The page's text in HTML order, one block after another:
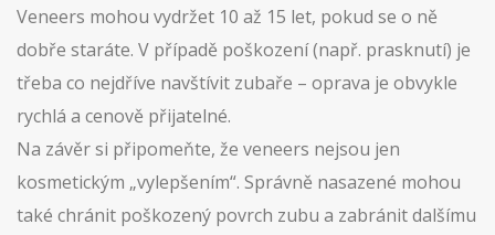
Veneers mohou vydržet 10 až 15 let, pokud se o ně
dobře staráte. V případě poškození (např. prasknutí) je
třeba co nejdříve navštívit zubaře – oprava je obvykle
rychlá a cenově přijatelné.
Na závěr si připomeňte, že veneers nejsou jen
kosmetickým „vylepšením“. Správně nasazené mohou
také chránit poškozený povrch zubu a zabránit dalšímu